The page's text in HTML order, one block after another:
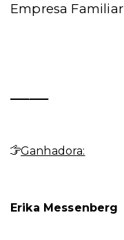
Empresa Familiar
Ganhadora:
Erika Messenberg